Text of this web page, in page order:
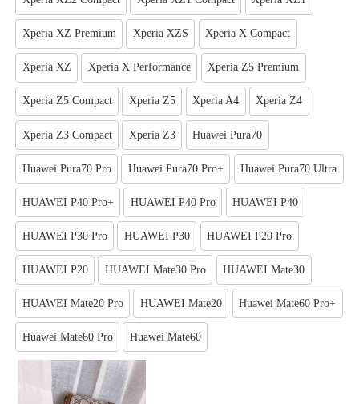
Xperia XZ Premium Xperia XZS Xperia X Compact
Xperia XZ Xperia X Performance Xperia Z5 Premium
Xperia Z5 Compact Xperia Z5 Xperia A4 Xperia Z4
Xperia Z3 Compact Xperia Z3 Huawei Pura70
Huawei Pura70 Pro Huawei Pura70 Pro+ Huawei Pura70 Ultra
HUAWEI P40 Pro+ HUAWEI P40 Pro HUAWEI P40
HUAWEI P30 Pro HUAWEI P30 HUAWEI P20 Pro
HUAWEI P20 HUAWEI Mate30 Pro HUAWEI Mate30
HUAWEI Mate20 Pro HUAWEI Mate20 Huawei Mate60 Pro+
Huawei Mate60 Pro Huawei Mate60